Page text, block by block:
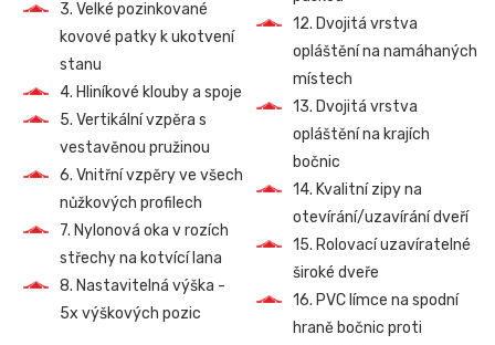
3. Velké pozinkované
kovové patky k ukotvení
stanu
4. Hliníkové klouby a spoje
5. Vertikální vzpěra s
vestavěnou pružinou
6. Vnitřní vzpěry ve všech
nůžkových profilech
7. Nylonová oka v rozích
střechy na kotvící lana
8. Nastavitelná výška -
5x výškových pozic
12. Dvojitá vrstva
opláštění na namáhaných
místech
13. Dvojitá vrstva
opláštění na krajích
bočnic
14. Kvalitní zipy na
otevírání/uzavírání dveří
15. Rolovací uzavíratelné
široké dveře
16. PVC límce na spodní
hraně bočnic proti